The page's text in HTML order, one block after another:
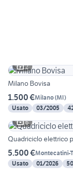
2
Milano Bovisa
1.500 €Milano(MI)
Usato
03/2005
6
Quadriciclo elettrico
5.500 €Montecatini-
Usato
01/2026